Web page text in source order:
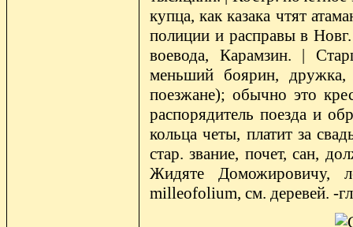
купца, как казака чтят
полиции и расправы в
воевода, Карамзин. |
меньший боярин, дружка,
поезжане); обычно это
распорядитель поезда и
кольца четы, платит за
стар. звание, почет, сан,
Жидяте Доможировичу,
milleofolium, см. деревей. -